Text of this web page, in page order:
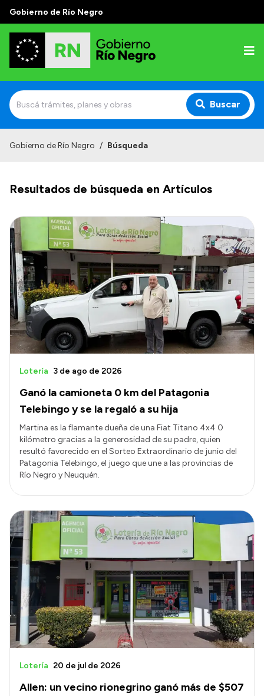
Gobierno de Río Negro
Buscar
Prensa
Autoridades y Organismos
Discursos en la Legislatura
Casa de Gobierno
Acerca de Río Negro
Historia
Geografía
Invertí en Río Negro
Transparencia
Presupuesto
Boletín Oficial
Compras y licitaciones
Consulta de expedientes
Convocatorias
Intranet
Login
Gobierno de Río Negro / Búsqueda
Resultados de búsqueda en Artículos
Ganó la camioneta 0 km del Patagonia
Telebingo y se la regaló a su hija
Lotería 3 de ago de 2026
Martina es la flamante dueña de una Fiat Titano 4x4 0
kilómetro gracias a la generosidad de su padre, quien
resultó favorecido en el Sorteo Extraordinario de junio del
Patagonia Telebingo, el juego que une a las provincias de
Río Negro y Neuquén.
Allen: un vecino rionegrino ganó más de $507
Lotería 20 de jul de 2026